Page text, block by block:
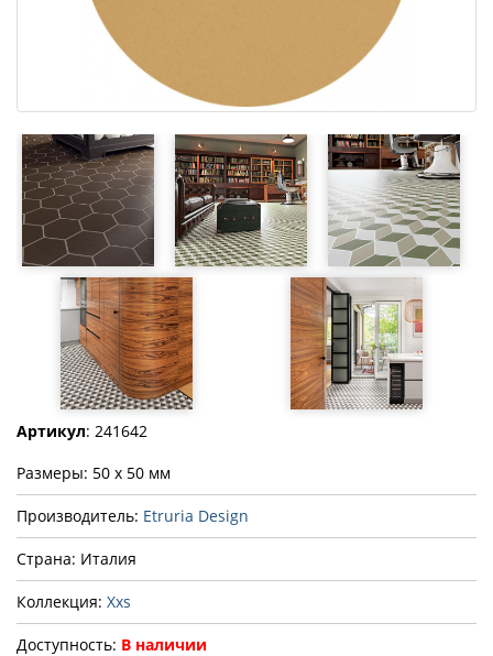
Артикул: 241642
Размеры: 50 x 50 мм
Производитель: Etruria Design
Страна: Италия
Коллекция: Xxs
Доступность: В наличии